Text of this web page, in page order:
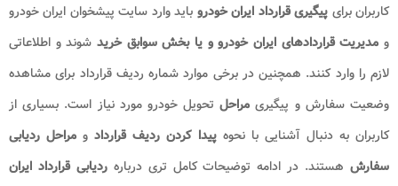
کاربران برای پیگیری قرارداد ایران خودرو باید وارد سایت پیشخوان ایران خودرو
ومدیریت قراردادهای ایران خودرو و یا بخش سوابق خرید شوند و اطلاعاتی
لازم را وارد کنند. همچنین در برخی موارد شماره ردیف قرارداد برای مشاهده
وضعیت سفارش و پیگیری مراحلتحویل خودرو مورد نیاز است. بسیاری از
کاربران به دنبال آشنایی با نحوهپیدا کردن ردیف قرارداد و مراحل ردیابی
سفارشهستند. در ادامه توضیحات کامل تری درباره ردیابی قرارداد ایران